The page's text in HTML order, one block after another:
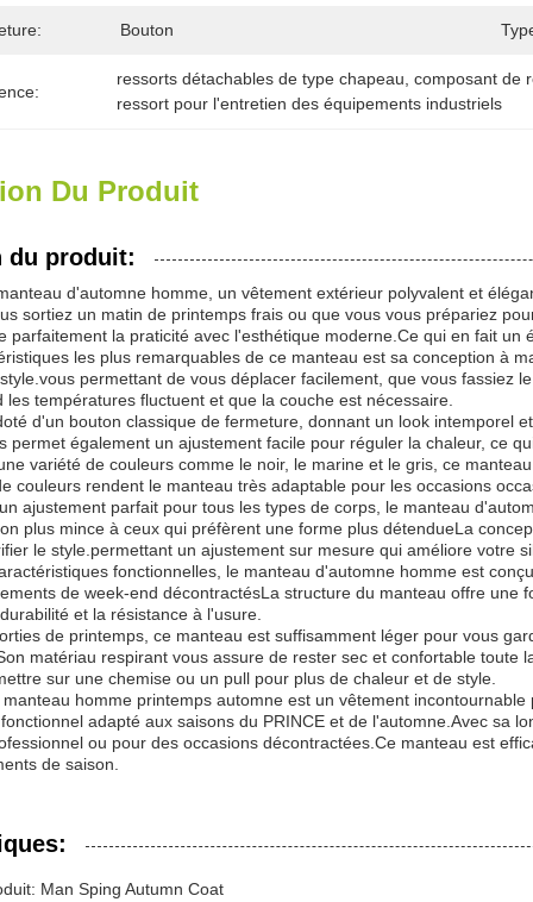
Bouton
ressorts détachables de type chapeau , composant de
ressort pour l'entretien des équipements industriels
Du Produit
du produit:
d'automne homme, un vêtement extérieur polyvalent et
sortiez un matin de printemps frais ou que vous vous prépariez
parfaitement la praticité avec l'esthétique moderne.Ce qui en fait
les plus remarquables de ce manteau est sa conception à
permettant de vous déplacer facilement, que vous fassiez
les températures fluctuent et que la couche est nécessaire.
d'un bouton classique de fermeture, donnant un look intemporel
permet également un ajustement facile pour réguler la chaleur, ce
variété de couleurs comme le noir, le marine et le gris, ce
couleurs rendent le manteau très adaptable pour les occasions
ajustement parfait pour tous les types de corps, le manteau
plus mince à ceux qui préfèrent une forme plus détendueLa
le style.permettant un ajustement sur mesure qui améliore votre
fonctionnelles, le manteau d'automne homme est
de week-end décontractésLa structure du manteau offre
et la résistance à l'usure.
de printemps, ce manteau est suffisamment léger pour vous
matériau respirant vous assure de rester sec et confortable
sur une chemise ou un pull pour plus de chaleur et de style.
homme printemps automne est un vêtement
adapté aux saisons du PRINCE et de l'automne.Avec sa
ou pour des occasions décontractées.Ce manteau est
de saison.
Man Sping Autumn Coat